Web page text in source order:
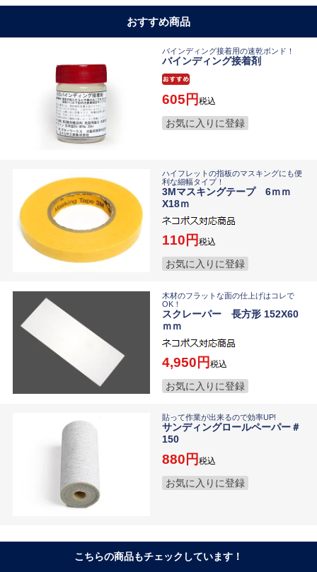
おすすめ商品
バインディング接着用の速乾ボンド！
バインディング接着剤
605 税込
お気に入りに登録
ハイフレットの指板のマスキングにも便
利な細幅タイプ！
3Mマスキングテープ 6ｍｍ
X18ｍ
110 税込
お気に入りに登録
木材のフラットな面の仕上げはコレで
OK！
スクレーパー 長方形 152X60
ｍｍ
4,950 税込
お気に入りに登録
貼って作業が出来るので効率UP!
サンディングロールペーパー＃
150
880 税込
お気に入りに登録
こちらの商品もチェックしています！